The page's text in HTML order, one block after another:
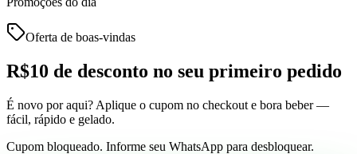
Oferta de boas-vindas
R$10 de desconto no seu primeiro pedido
É novo por aqui? Aplique o cupom no checkout e bora beber —
fácil, rápido e gelado.
Cupom bloqueado. Informe seu WhatsApp para desbloquear.